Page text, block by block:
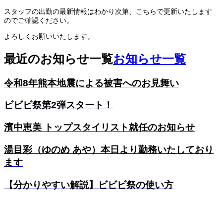
スタッフの出勤の最新情報はわかり次第、こちらで更新いたします
のでご確認ください。
よろしくお願いいたします。
最近のお知らせ一覧お知らせ一覧
令和8年熊本地震による被害へのお見舞い
ビビビ祭第2弾スタート！
濱中恵美 トップスタイリスト就任のお知らせ
湯目彩（ゆのめ あや）本日より勤務いたしており
ます
【分かりやすい解説】ビビビ祭の使い方